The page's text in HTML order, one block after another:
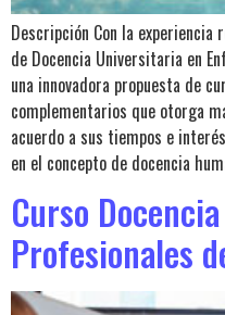
Descripción Con la experiencia
de Docencia Universitaria en
una innovadora propuesta de
complementarios que otorga
acuerdo a sus tiempos e
en el concepto de docencia
Curso
Profesionales